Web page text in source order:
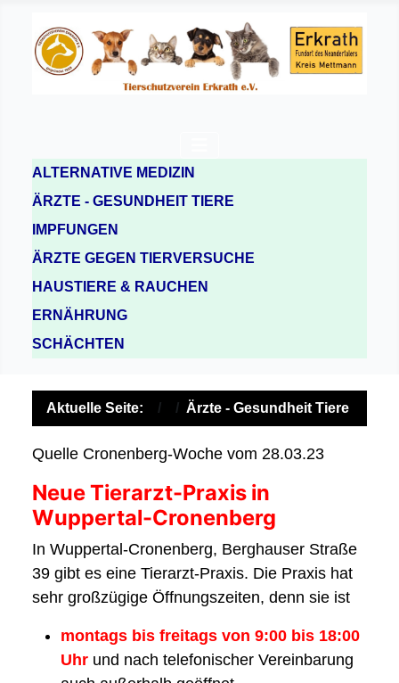
ALTERNATIVE MEDIZIN
ÄRZTE - GESUNDHEIT TIERE
IMPFUNGEN
ÄRZTE GEGEN TIERVERSUCHE
HAUSTIERE & RAUCHEN
ERNÄHRUNG
SCHÄCHTEN
Aktuelle Seite: Ärzte - Gesundheit Tiere
Quelle Cronenberg-Woche vom 28.03.23
Neue Tierarzt-Praxis in
Wuppertal-Cronenberg
In Wuppertal-Cronenberg, Berghauser Straße
39 gibt es eine Tierarzt-Praxis. Die Praxis hat
sehr großzügige Öffnungszeiten, denn sie ist
montags bis freitags von 9:00 bis 18:00
Uhr und nach telefonischer Vereinbarung